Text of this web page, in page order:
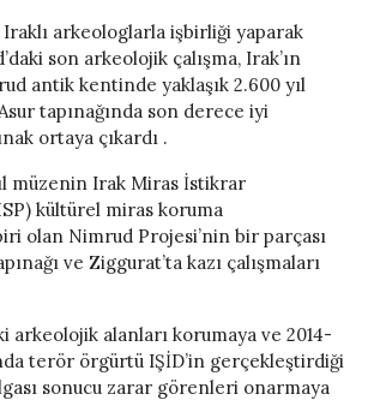
arkeologlarla işbirliği yaparak
son arkeolojik çalışma, Irak’ın
antik kentinde yaklaşık 2.600 yıl
tapınağında son derece iyi
ortaya çıkardı .
müzenin Irak Miras İstikrar
kültürel miras koruma
olan Nimrud Projesi’nin bir parçası
ve Ziggurat’ta kazı çalışmaları
arkeolojik alanları korumaya ve 2014-
terör örgürtü IŞİD’in gerçekleştirdiği
sonucu zarar görenleri onarmaya